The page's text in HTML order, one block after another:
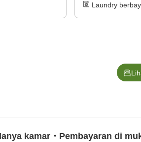
Laundry
kamar・Pembayaran di